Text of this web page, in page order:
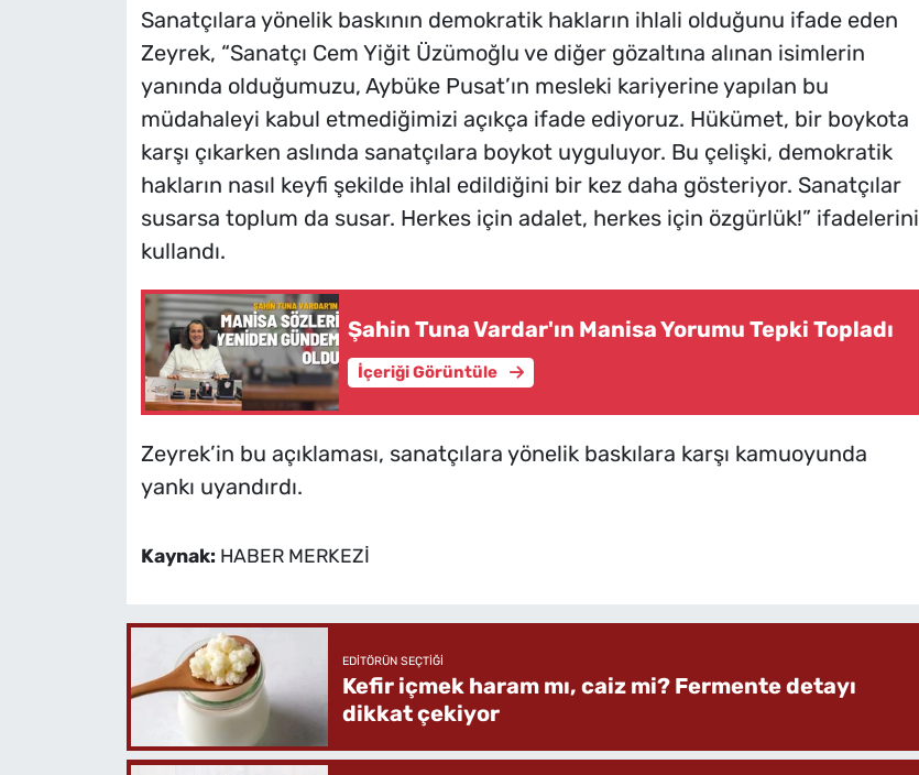
Sanatçılara yönelik baskının demokratik hakların ihlali olduğunu ifade eden
Zeyrek, “Sanatçı Cem Yiğit Üzümoğlu ve diğer gözaltına alınan isimlerin
yanında olduğumuzu, Aybüke Pusat’ın mesleki kariyerine yapılan bu
müdahaleyi kabul etmediğimizi açıkça ifade ediyoruz. Hükümet, bir boykota
karşı çıkarken aslında sanatçılara boykot uyguluyor. Bu çelişki, demokratik
hakların nasıl keyfi şekilde ihlal edildiğini bir kez daha gösteriyor. Sanatçılar
susarsa toplum da susar. Herkes için adalet, herkes için özgürlük!” ifadelerini
kullandı.
Şahin Tuna Vardar'ın Manisa Yorumu Tepki Topladı
İçeriği Görüntüle
Zeyrek’in bu açıklaması, sanatçılara yönelik baskılara karşı kamuoyunda
yankı uyandırdı.
Kaynak: HABER MERKEZİ
EDITÖRÜN SEÇTIĞI
Kefir içmek haram mı, caiz mi? Fermente detayı
dikkat çekiyor